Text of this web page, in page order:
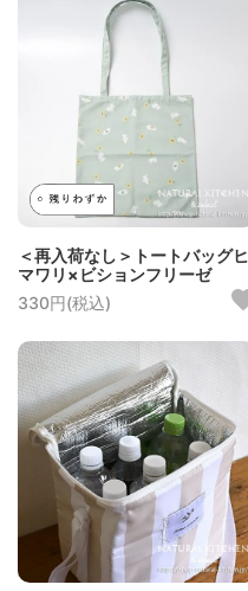
＜再入荷なし＞トートバッグヒ
マワリ×ビションフリーゼ
330円(税込)